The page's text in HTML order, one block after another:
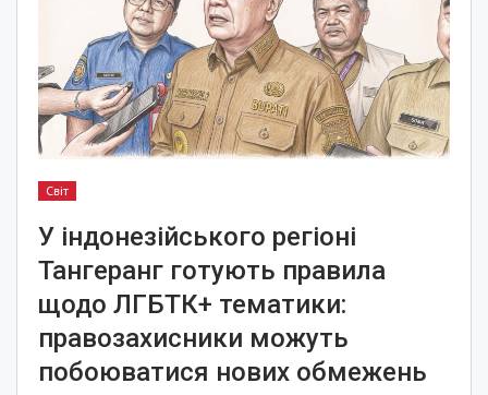
Світ
У індонезійського регіоні
Тангеранг готують правила
щодо ЛГБТК+ тематики:
правозахисники можуть
побоюватися нових обмежень